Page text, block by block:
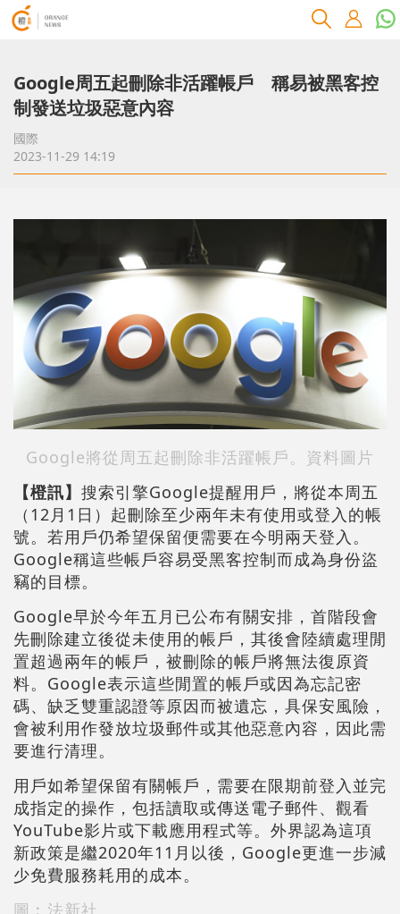
Google周五起刪除非活躍帳戶 稱易被黑客控
制發送垃圾惡意內容
國際
2023-11-29 14:19
Google將從周五起刪除非活躍帳戶。資料圖片
【橙訊】 搜索引擎Google提醒用戶，將從本周五
（12月1日）起刪除至少兩年未有使用或登入的帳
號。若用戶仍希望保留便需要在今明兩天登入。
Google稱這些帳戶容易受黑客控制而成為身份盜
竊的目標。
Google早於今年五月已公布有關安排，首階段會
先刪除建立後從未使用的帳戶，其後會陸續處理閒
置超過兩年的帳戶，被刪除的帳戶將無法復原資
料。Google表示這些閒置的帳戶或因為忘記密
碼、缺乏雙重認證等原因而被遺忘，具保安風險，
會被利用作發放垃圾郵件或其他惡意內容，因此需
要進行清理。
用戶如希望保留有關帳戶，需要在限期前登入並完
成指定的操作，包括讀取或傳送電子郵件、觀看
YouTube影片或下載應用程式等。外界認為這項
新政策是繼2020年11月以後，Google更進一步減
少免費服務耗用的成本。
圖︰法新社